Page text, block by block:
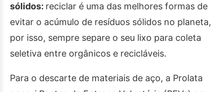
sólidos: reciclar é uma das melhores formas de
evitar o acúmulo de resíduos sólidos no planeta,
por isso, sempre separe o seu lixo para coleta
seletiva entre orgânicos e recicláveis.
Para o descarte de materiais de aço, a Prolata